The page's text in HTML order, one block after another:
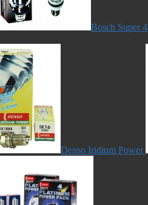
Bosch Super 4
Denso Iridium Power